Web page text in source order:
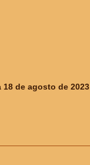
18 de agosto de 2023